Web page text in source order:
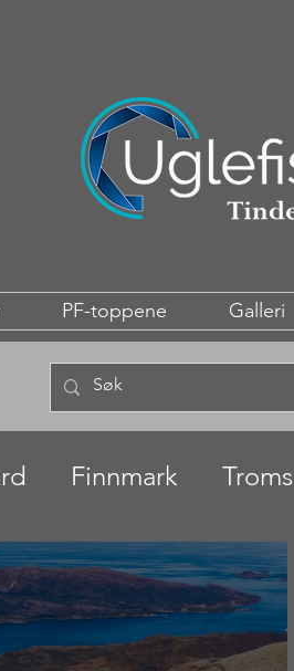
PF-toppene Galleri
Finnmark Troms
Innlandet Vestland